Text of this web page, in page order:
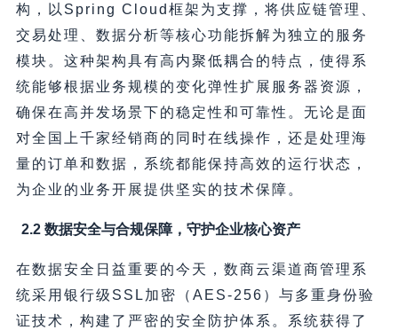
构，以Spring Cloud框架为支撑，将供应链管理、
交易处理、数据分析等核心功能拆解为独立的服务
模块。这种架构具有高内聚低耦合的特点，使得系
统能够根据业务规模的变化弹性扩展服务器资源，
确保在高并发场景下的稳定性和可靠性。无论是面
对全国上千家经销商的同时在线操作，还是处理海
量的订单和数据，系统都能保持高效的运行状态，
为企业的业务开展提供坚实的技术保障。
2.2 数据安全与合规保障，守护企业核心资产
在数据安全日益重要的今天，数商云渠道商管理系
统采用银行级SSL加密（AES-256）与多重身份验
证技术，构建了严密的安全防护体系。系统获得了